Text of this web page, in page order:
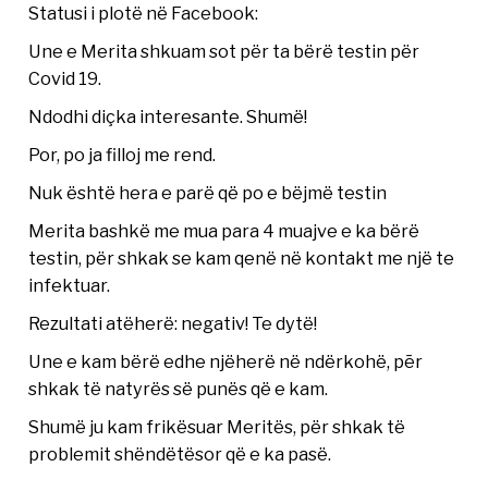
Statusi i plotë në Facebook:
Une e Merita shkuam sot për ta bërë testin për
Covid 19.
Ndodhi diçka interesante. Shumë!
Por, po ja filloj me rend.
Nuk është hera e parë që po e bëjmë testin
Merita bashkë me mua para 4 muajve e ka bërë
testin, për shkak se kam qenë në kontakt me një te
infektuar.
Rezultati atëherë: negativ! Te dytë!
Une e kam bërë edhe njëherë në ndërkohë, pēr
shkak të natyrës së punës që e kam.
Shumë ju kam frikësuar Meritës, për shkak të
problemit shëndëtësor që e ka pasë.